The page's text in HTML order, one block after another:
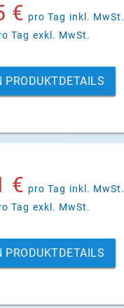
€ pro Tag inkl. MwSt.
Tag exkl. MwSt.
PRODUKTDETAILS
€ pro Tag inkl. MwSt.
Tag exkl. MwSt.
PRODUKTDETAILS